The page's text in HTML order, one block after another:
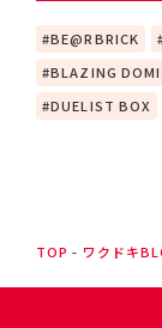
BE@RBRICK
BLAZING
DUELIST BOX
TOP ワクドキ